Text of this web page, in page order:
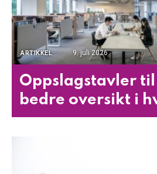
ARTIKKEL 9. juli 2026
Oppslagstavler
bedre oversikt i